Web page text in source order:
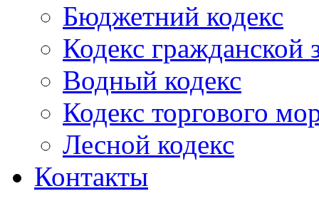
Бюджетний кодекс
Кодекс гражданской
Водный кодекс
Кодекс торгового
Лесной кодекс
Контакты